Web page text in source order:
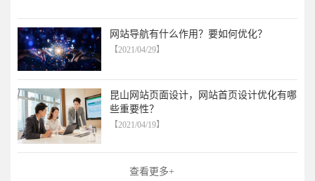
网站导航有什么作用？要如何优化？
【2021/04/29】
昆山网站页面设计，网站首页设计优化有哪
些重要性？
【2021/04/19】
查看更多+